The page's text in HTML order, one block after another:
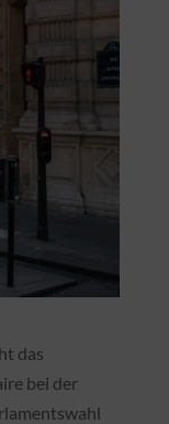
das
bei der